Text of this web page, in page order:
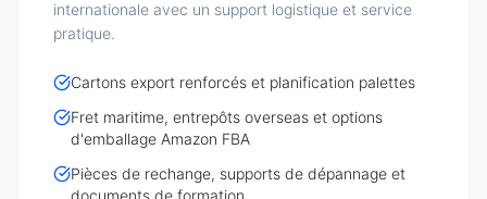
internationale avec un support logistique et service
pratique.
Cartons export renforcés et planification palettes
Fret maritime, entrepôts overseas et options
d'emballage Amazon FBA
Pièces de rechange, supports de dépannage et
documents de formation